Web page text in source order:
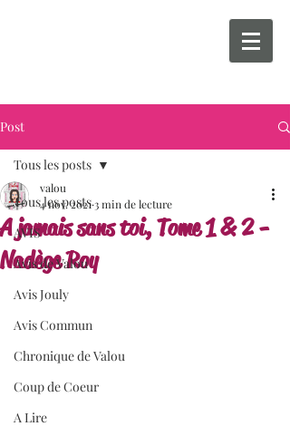
Post
Tous les posts
AVIS
Avis de Valou
Avis Jouly
Avis Commun
Chronique de Valou
Coup de Coeur
A Lire
Tous les posts
A jamais sans toi, Tome 1 & 2 -
Nadège Roy
valou
4 nov. 20213 min de lecture